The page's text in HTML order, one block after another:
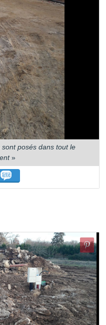
posés dans tout le
»